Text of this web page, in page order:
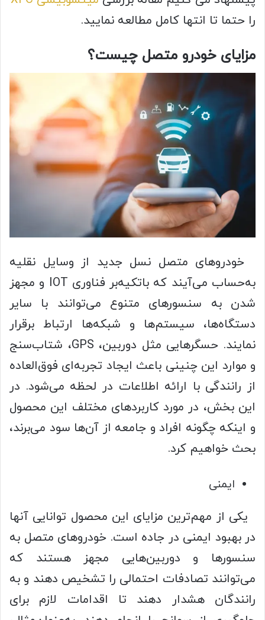
را حتما تا انتها کامل مطالعه نمایید.
مزایای خودرو متصل چیست؟
خودروهای متصل نسل جدید از وسایل نقلیه
به‌حساب می‌آیند که باتکیه‌بر فناوری IOT و مجهز
شدن به سنسورهای متنوع می‌توانند با سایر
دستگاه‌ها، سیستم‌ها و شبکه‌ها ارتباط برقرار
نمایند. حسگرهایی مثل دوربین، GPS، شتاب‌سنج
و موارد این چنینی باعث ایجاد تجربه‌ای فوق‌العاده
از رانندگی با ارائه اطلاعات در لحظه می‌شود. در
این بخش، در مورد کاربردهای مختلف این محصول
و اینکه چگونه افراد و جامعه از آن‌ها سود می‌برند،
بحث خواهیم کرد.
ایمنی
یکی از مهم‌ترین مزایای این محصول توانایی آنها
در بهبود ایمنی در جاده است. خودروهای متصل به
سنسورها و دوربین‌هایی مجهز هستند که
می‌توانند تصادفات احتمالی را تشخیص دهند و به
رانندگان هشدار دهند تا اقدامات لازم برای